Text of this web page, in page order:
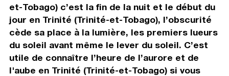
et-Tobago) c’est la fin de la nuit et le début du
jour en Trinité (Trinité-et-Tobago), l’obscurité
cède sa place à la lumière, les premiers lueurs
du soleil avant même le lever du soleil. C’est
utile de connaître l’heure de l’aurore et de
l'aube en Trinité (Trinité-et-Tobago) si vous